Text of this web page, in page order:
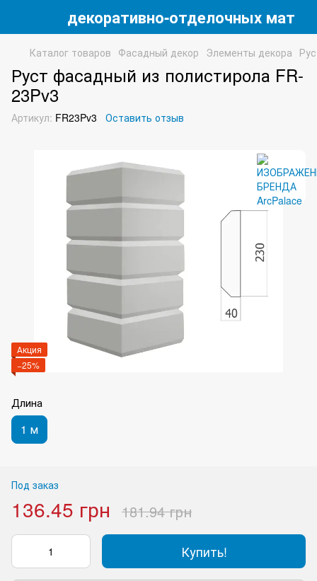
декоративно-отделочных
Каталог товаров Фасадный декор Элементы декора
Руст фасадный из полистирола FR-
23Pv3
Артикул: FR23Pv3 Оставить отзыв
Акция
−25%
Длина
1 м
Под заказ
136.45 грн 181.94 грн
Купить!